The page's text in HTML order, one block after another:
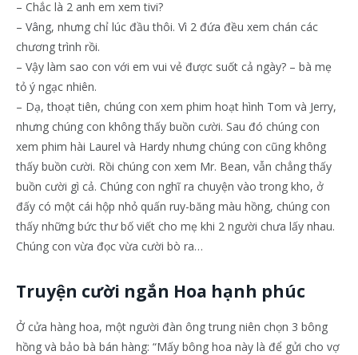
– Chắc là 2 anh em xem tivi?
– Vâng, nhưng chỉ lúc đầu thôi. Vì 2 đứa đều xem chán các
chương trình rồi.
– Vậy làm sao con với em vui vẻ được suốt cả ngày? – bà mẹ
tỏ ý ngạc nhiên.
– Dạ, thoạt tiên, chúng con xem phim hoạt hình Tom và Jerry,
nhưng chúng con không thấy buồn cười. Sau đó chúng con
xem phim hài Laurel và Hardy nhưng chúng con cũng không
thấy buồn cười. Rồi chúng con xem Mr. Bean, vẫn chẳng thấy
buồn cười gì cả. Chúng con nghĩ ra chuyện vào trong kho, ở
đấy có một cái hộp nhỏ quấn ruy-băng màu hồng, chúng con
thấy những bức thư bố viết cho mẹ khi 2 người chưa lấy nhau.
Chúng con vừa đọc vừa cười bò ra…
Truyện cười ngắn Hoa hạnh phúc
Ở cửa hàng hoa, một người đàn ông trung niên chọn 3 bông
hồng và bảo bà bán hàng: “Mấy bông hoa này là để gửi cho vợ